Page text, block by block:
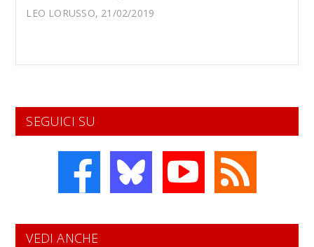
LEO LORUSSO, 21/02/2019
SEGUICI SU
VEDI ANCHE